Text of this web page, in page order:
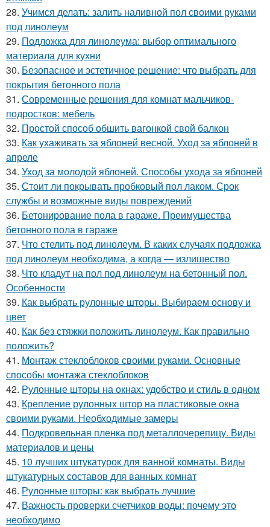
28. Учимся делать: залить наливной пол своими руками
под линолеум
29. Подложка для линолеума: выбор оптимального
материала для кухни
30. Безопасное и эстетичное решение: что выбрать для
покрытия бетонного пола
31. Современные решения для комнат мальчиков-
подростков: мебель
32. Простой способ обшить вагонкой свой балкон
33. Как ухаживать за яблоней весной. Уход за яблоней в
апреле
34. Уход за молодой яблоней. Способы ухода за яблоней
35. Стоит ли покрывать пробковый пол лаком. Срок
службы и возможные виды повреждений
36. Бетонирование пола в гараже. Преимущества
бетонного пола в гараже
37. Что стелить под линолеум. В каких случаях подложка
под линолеум необходима, а когда — излишество
38. Что кладут на пол под линолеум на бетонный пол.
Особенности
39. Как выбрать рулонные шторы. Выбираем основу и
цвет
40. Как без стяжки положить линолеум. Как правильно
положить?
41. Монтаж стеклоблоков своими руками. Основные
способы монтажа стеклоблоков
42. Рулонные шторы на окнах: удобство и стиль в одном
43. Крепление рулонных штор на пластиковые окна
своими руками. Необходимые замеры
44. Подкровельная пленка под металлочерепицу. Виды
материалов и цены
45. 10 лучших штукатурок для ванной комнаты. Виды
штукатурных составов для ванных комнат
46. Рулонные шторы: как выбрать лучшие
47. Важность проверки счетчиков воды: почему это
необходимо